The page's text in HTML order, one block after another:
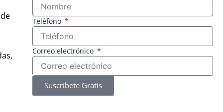
Teléfono
Correo electrónico
Suscríbete Gratis